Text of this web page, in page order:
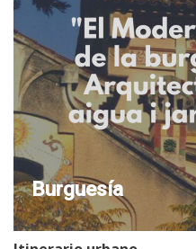
Burguesía